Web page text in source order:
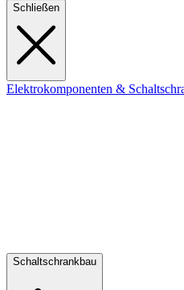
Schließen
Elektrokomponenten &
Schaltschrankbau